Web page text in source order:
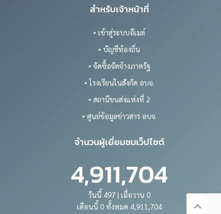
สำหรับเจ้าหน้าที่
• เข้าสู่ระบบอีเมล์
• บัญชีท้องถิ่น
• จัดซื้อจัดจ้างภาครัฐ
• โรงเรียนในสังกัด อบจ.
• สถานีขนส่งแห่งที่ 2
• ศูนย์ข้อมูลข่าวสาร อบจ.
จำนวนผู้เยี่ยมชมเว็ปไซต์
4,911,704
วันนี้ 497 | เมื่อวาน 0
เดือนนี้ 0 ทั้งหมด 4,911,704